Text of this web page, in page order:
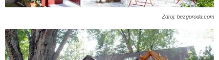
Zdroj: bezgoroda.com